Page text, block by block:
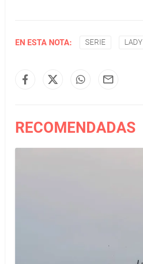
EN ESTA NOTA: SERIE LADY
RECOMENDADAS